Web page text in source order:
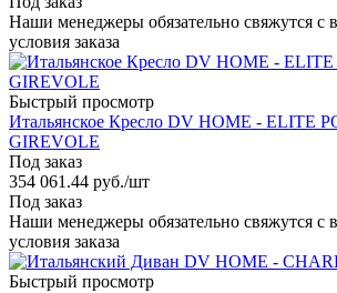
Наши менеджеры обязательно свяжутся с
условия заказа
Быстрый просмотр
Итальянское Кресло DV HOME - ELITE
GIREVOLE
Под заказ
354 061.44 руб./шт
Под заказ
Наши менеджеры обязательно свяжутся с
условия заказа
Быстрый просмотр